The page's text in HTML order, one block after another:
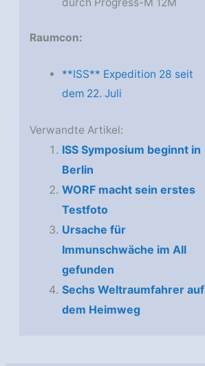
Raumcon:
**ISS** Expedition 28 seit
dem 22. Juli
Verwandte Artikel:
ISS Symposium beginnt in
Berlin
WORF macht sein erstes
Testfoto
Ursache für
Immunschwäche im All
gefunden
Sechs Weltraumfahrer auf
dem Heimweg